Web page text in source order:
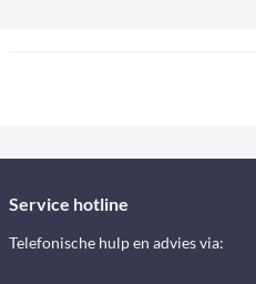
Service hotline
Telefonische hulp en advies via: